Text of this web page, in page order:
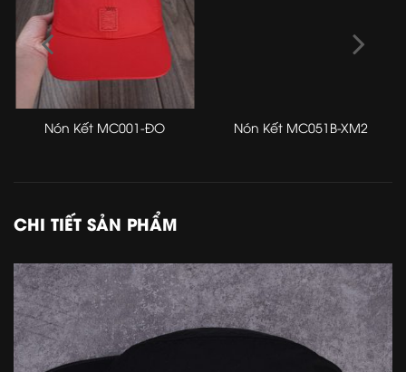
Nón Kết MC001-ĐO Nón Kết MC051B-XM2
CHI TIẾT SẢN PHẨM